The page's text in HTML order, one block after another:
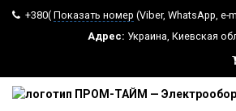
+380( Показать номер (Viber, WhatsApp, e-
Адрес: Украина, Киевская